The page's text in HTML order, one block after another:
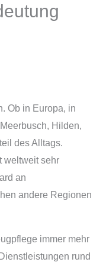
Ob in Europa, in
Hilden,
des Alltags.
weltweit sehr
an
andere Regionen
immer mehr
rund